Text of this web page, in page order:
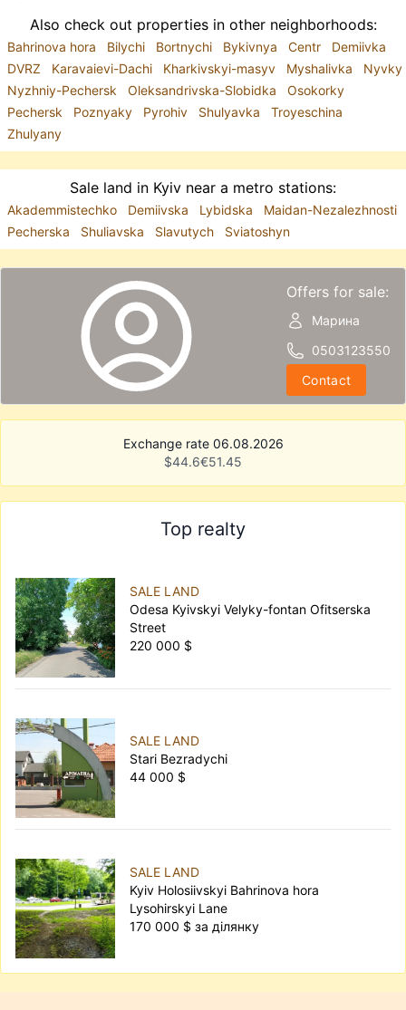
Also check out properties in other neighborhoods:
Bahrinova hora Bilychi Bortnychi Bykivnya Centr
Demiivka
DVRZ
Karavaievi-Dachi Kharkivskyi-masyv Myshalivka
Nyvky
Nyzhniy-Pechersk
Oleksandrivska-Slobidka
Osokorky
Pechersk
Poznyaky Pyrohiv Shulyavka
Troyeschina
Zhulyany
Sale land in Kyiv near a metro stations:
Akademmistechko Demiivska Lybidska
Maidan-Nezalezhnosti
Pecherska
Shuliavska Slavutych Sviatoshyn
Offers for sale:
Марина
0503123550
Contact
Exchange rate 06.08.2026
$44.6€51.45
Top realty
SALE LAND
Odesa Kyivskyi Velyky-fontan Ofitserska
Street
220 000 $
SALE LAND
Stari Bezradychi
44 000 $
SALE LAND
Kyiv Holosiivskyi Bahrinova hora
Lysohirskyi Lane
170 000 $ за ділянку